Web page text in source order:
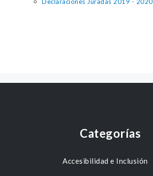
Categorías
Accesibilidad e Inclusión